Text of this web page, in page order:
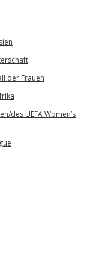
der Frauen
des UEFA Women’s